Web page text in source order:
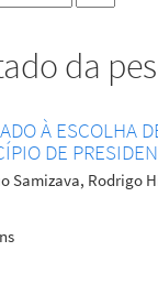
da
À ESCOLHA
DE
Samizava, Rodrigo